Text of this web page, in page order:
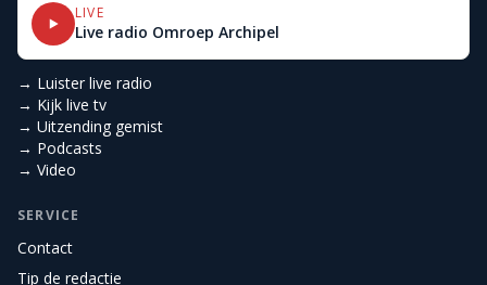
LIVE
Live radio Omroep Archipel
→ Luister live radio
→ Kijk live tv
→ Uitzending gemist
→ Podcasts
→ Video
SERVICE
Contact
Tip de redactie